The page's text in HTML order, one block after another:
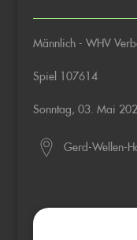
Männlich - WHV
Spiel 107614
Sonntag, 03. Mai
Gerd-Wellen-